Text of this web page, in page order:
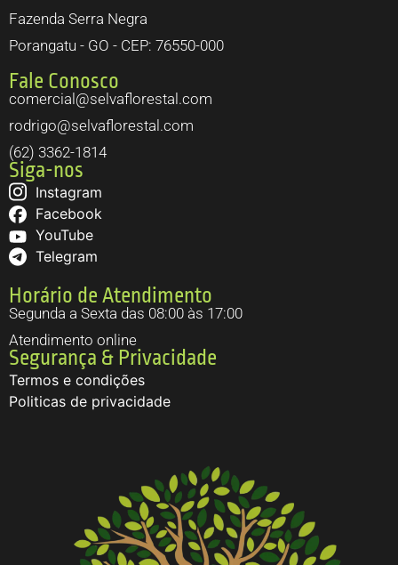
Fazenda Serra Negra
Porangatu - GO - CEP: 76550-000
Fale Conosco
comercial@selvaflorestal.com
rodrigo@selvaflorestal.com
(62) 3362-1814
Siga-nos
Instagram
Facebook
YouTube
Telegram
Horário de Atendimento
Segunda a Sexta das 08:00 às 17:00
Atendimento online
Segurança & Privacidade
Termos e condições
Politicas de privacidade